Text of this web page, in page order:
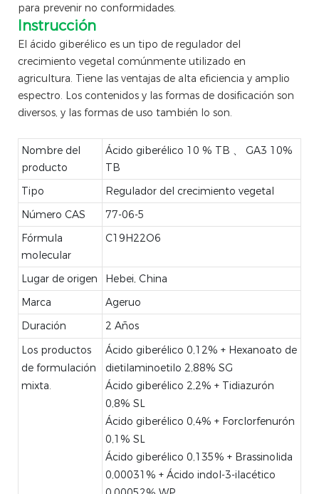
para prevenir no conformidades.
Instrucción
El ácido giberélico es un tipo de regulador del
crecimiento vegetal comúnmente utilizado en
agricultura. Tiene las ventajas de alta eficiencia y amplio
espectro. Los contenidos y las formas de dosificación son
diversos, y las formas de uso también lo son.
Nombre del
producto
Ácido giberélico 10 % TB 、 GA3 10%
TB
Tipo
Regulador del crecimiento vegetal
Número CAS
77-06-5
Fórmula
molecular
C19H22O6
Lugar de origen
Hebei, China
Marca
Ageruo
Duración
2 Años
Los productos
de formulación
mixta.
Ácido giberélico 0,12% + Hexanoato de
dietilaminoetilo 2,88% SG
Ácido giberélico 2,2% + Tidiazurón
0,8% SL
Ácido giberélico 0,4% + Forclorfenurón
0,1% SL
Ácido giberélico 0,135% + Brassinolida
0,00031% + Ácido indol-3-ilacético